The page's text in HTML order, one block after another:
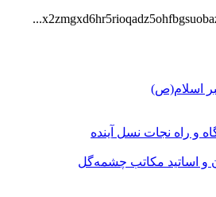
اسلام(ص)
و راه نجات نسل آینده
و اساتید مکاتب چشمه‌گل